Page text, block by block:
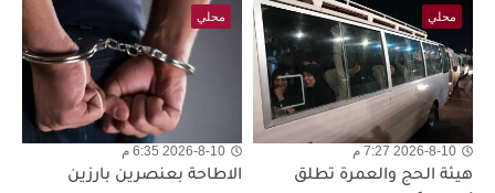
محلي
2026-8-10 7:27 م
هيئة الحج والعمرة تطلق
محلي
2026-8-10 6:35 م
الاطاحة بعنصرين بارزين